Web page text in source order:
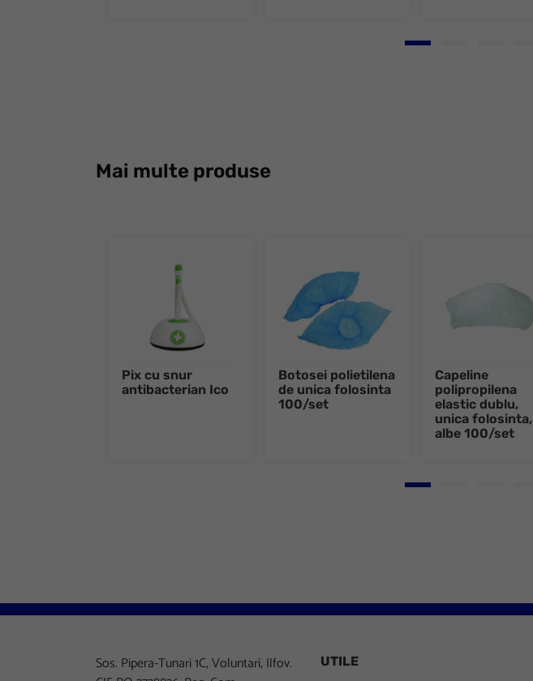
Go to slide 1
Mai multe produse
Pix cu snur
antibacterian Ico
Botosei polietilena
de unica folosinta
100/set
Capeline
polipropilena
elastic dublu,
unica folosinta,
albe 100/set
Go to slide 1
Sos. Pipera-Tunari 1C, Voluntari, Ilfov.
UTILE